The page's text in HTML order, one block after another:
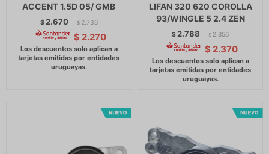
ACCENT 1.5D 05/ GMB
$ 2.670 $ 2.736
$ 2.270
LIFAN 320 620 COROLLA
93/WINGLE 5 2.4 ZEN
$ 2.788 $ 2.856
$ 2.370